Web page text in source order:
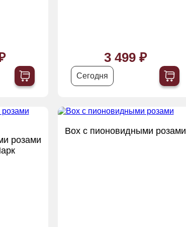
3 499 ₽
Сегодня
розами
Box с пионовидными розами